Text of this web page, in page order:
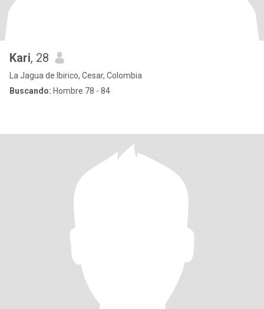
Kari, 28
La Jagua de Ibirico, Cesar, Colombia
Buscando: Hombre 78 - 84